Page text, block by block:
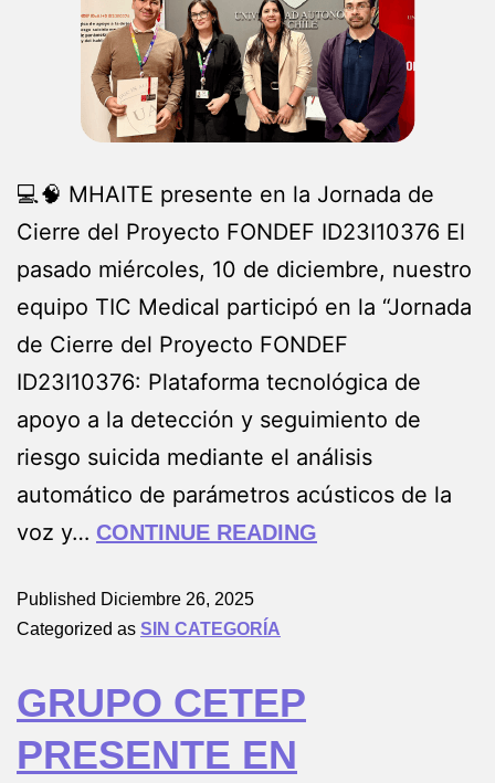
💻🧠 MHAITE presente en la Jornada de
Cierre del Proyecto FONDEF ID23I10376 El
pasado miércoles, 10 de diciembre, nuestro
equipo TIC Medical participó en la “Jornada
de Cierre del Proyecto FONDEF
ID23I10376: Plataforma tecnológica de
apoyo a la detección y seguimiento de
riesgo suicida mediante el análisis
automático de parámetros acústicos de la
voz y… CONTINUE READING
Published Diciembre 26, 2025
Categorized as SIN CATEGORÍA
GRUPO CETEP
PRESENTE EN